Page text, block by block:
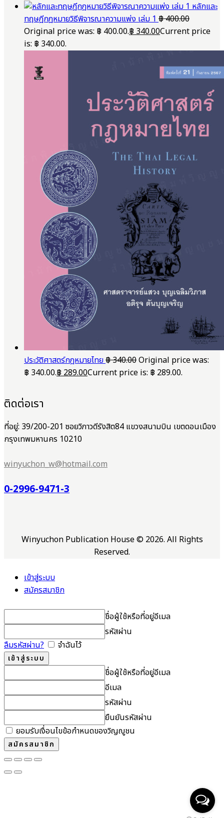
หลักและ
ทฤษฎีกฎหมายวิธีพิจารณาความแพ่ง เล่ม 1฿400.00
Original price was: ฿ 400.00.฿340.00Current price
is: ฿ 340.00.
ประวัติศาสตร์กฎหมายไทย฿340.00Original price was:
฿ 340.00.฿289.00Current price is: ฿ 289.00.
ติดต่อเรา
ที่อยู่: 39/200-201 ซอยวิภาวดีรังสิต84 แขวงสนามบิน เขตดอนเมือง
กรุงเทพมหานคร 10210
winyuchon_w@hotmail.com
0-2996-9471-3
Winyuchon Publication House © 2026. All Rights
Reserved.
เข้าสู่ระบบ
สมัครสมาชิก
ชื่อผู้ใช้หรือที่อยู่อีเมล
รหัสผ่าน
ลืมรหัสผ่าน?
จำฉันไว้
ชื่อผู้ใช้หรือที่อยู่อีเมล
อีเมล
รหัสผ่าน
ยืนยันรหัสผ่าน
ยอมรับเงื่อนไขข้อกำหนดของวิญญูชน